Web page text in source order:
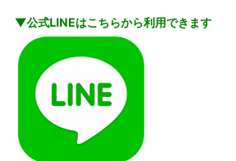
▼公式LINEはこちらから利用できます